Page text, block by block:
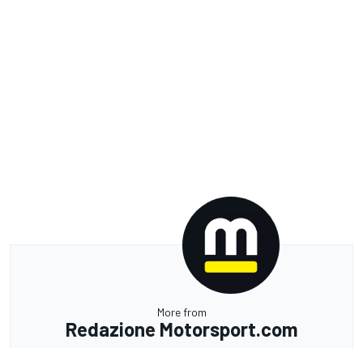
More from
Redazione Motorsport.com